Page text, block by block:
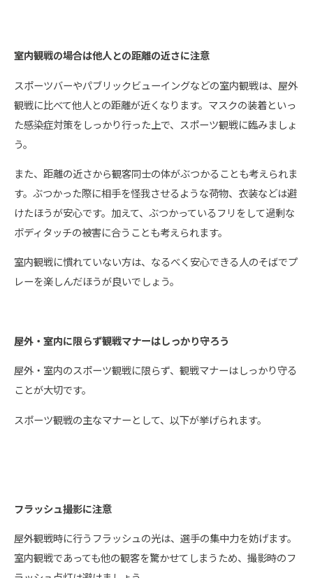
室内観戦の場合は他人との距離の近さに注意
スポーツバーやパブリックビューイングなどの室内観戦は、屋外
観戦に比べて他人との距離が近くなります。マスクの装着といっ
た感染症対策をしっかり行った上で、スポーツ観戦に臨みましょ
う。
また、距離の近さから観客同士の体がぶつかることも考えられま
す。ぶつかった際に相手を怪我させるような荷物、衣装などは避
けたほうが安心です。加えて、ぶつかっているフリをして過剰な
ボディタッチの被害に合うことも考えられます。
室内観戦に慣れていない方は、なるべく安心できる人のそばでプ
レーを楽しんだほうが良いでしょう。
屋外・室内に限らず観戦マナーはしっかり守ろう
屋外・室内のスポーツ観戦に限らず、観戦マナーはしっかり守る
ことが大切です。
スポーツ観戦の主なマナーとして、以下が挙げられます。
フラッシュ撮影に注意
屋外観戦時に行うフラッシュの光は、選手の集中力を妨げます。
室内観戦であっても他の観客を驚かせてしまうため、撮影時のフ